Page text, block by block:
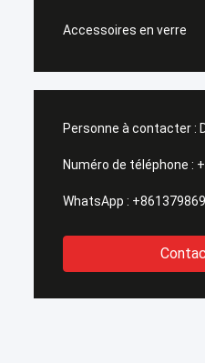
Accessoires en verre
Personne à contacter :
Numéro de téléphone :
WhatsApp :